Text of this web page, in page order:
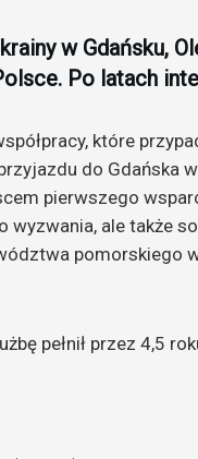
w Gdańsku,
Po latach
które
do Gdańska
pierwszego
wyzwania, ale także
pomorskiego
pełnił przez 4,5